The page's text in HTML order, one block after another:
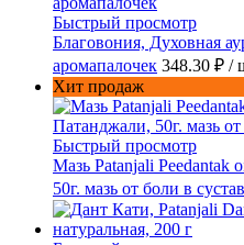
Быстрый просмотр
Благовония, Духовная
аромапалочек 348.30 ₽ /
Хит продаж
Быстрый просмотр
Мазь Patanjali Peedantak
50г. мазь от боли в